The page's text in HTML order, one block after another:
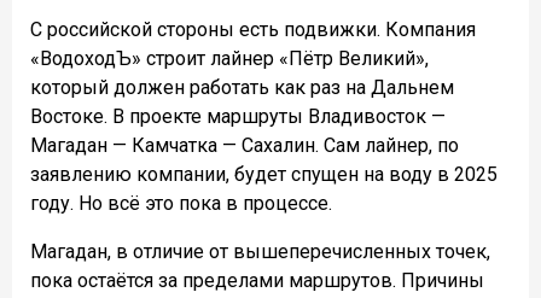
С российской стороны есть подвижки. Компания
«ВодоходЪ» строит лайнер «Пётр Великий»,
который должен работать как раз на Дальнем
Востоке. В проекте маршруты Владивосток —
Магадан — Камчатка — Сахалин. Сам лайнер, по
заявлению компании, будет спущен на воду в 2025
году. Но всё это пока в процессе.
Магадан, в отличие от вышеперечисленных точек,
пока остаётся за пределами маршрутов. Причины